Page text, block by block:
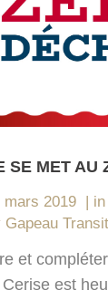
SE MET AU
mars 2019 in
Gapeau
et
est